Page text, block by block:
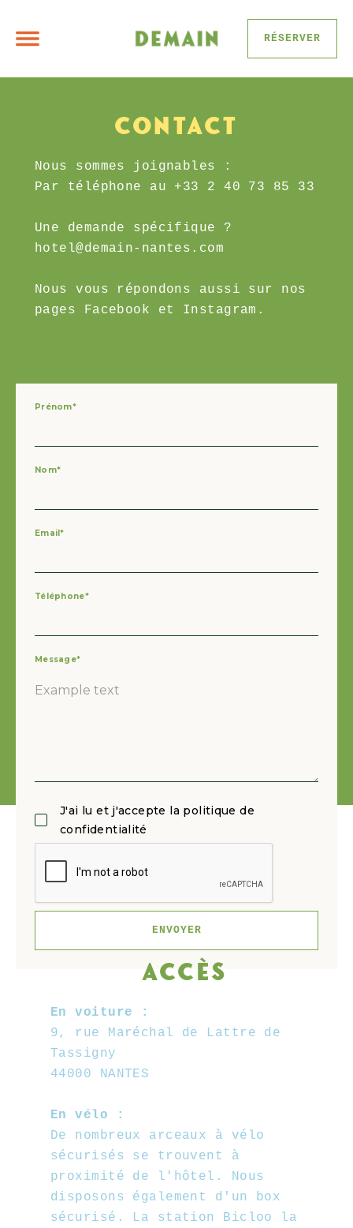
RÉSERVER
CONTACT
Nous sommes joignables :
Par téléphone au +33 2 40 73 85 33
Une demande spécifique ?
hotel@demain-nantes.com
Nous vous répondons aussi sur nos
pages Facebook et Instagram .
Prénom*
Nom*
Email*
Téléphone*
Message*
J'ai lu et j'accepte la politique de
confidentialité
ACCÈS
En voiture :
9, rue Maréchal de Lattre de
Tassigny
44000 NANTES
En vélo :
De nombreux arceaux à vélo
sécurisés se trouvent à
proximité de l'hôtel. Nous
disposons également d'un box
sécurisé. La station Bicloo la